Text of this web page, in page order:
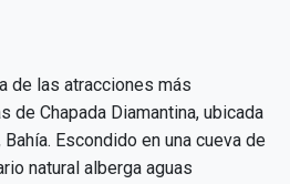
de las atracciones más
de Chapada Diamantina, ubicada
Escondido en una cueva de
natural alberga aguas